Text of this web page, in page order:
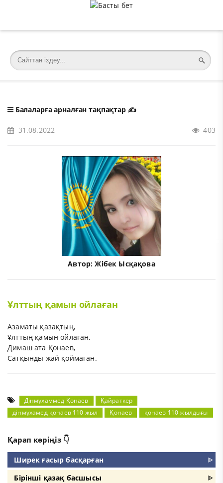
Балаларға арналған тақпақтар✍️
31.08.2022 403
Автор:Жібек Ысқақова
Ұлттың қамын ойлаған
Азаматы қазақтың,
Ұлттың қамын ойлаған.
Димаш ата Қонаев,
Сатқынды жай қоймаған.
Дінмұхаммед Қонаев
Қайраткер
дінмұхамед қонаев 110 жыл
Қонаев қонаев 110 жылдығы
Қарап көріңіз 👇
Ширек ғасыр басқарған
ᐈ
Бірінші қазақ басшысы
ᐈ